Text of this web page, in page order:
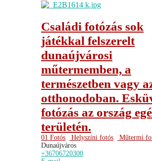
Családi fotózás sok
játékkal felszerelt
dunaújvárosi
műtermemben, a
természetben vagy
otthonodoban.
fotózás az ország
területén.
01 Fotós Helyszíni fotós
Műtermi
Dunaújváros
+36706720300